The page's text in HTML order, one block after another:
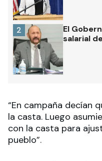
El
salarial
2
“En campaña decían
la casta. Luego
con la casta para
pueblo”.